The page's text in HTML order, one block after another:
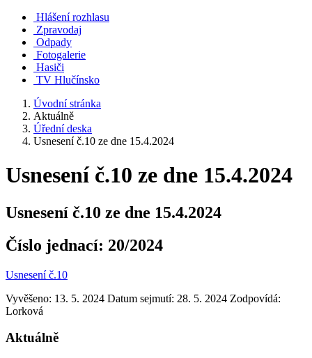
Hlášení rozhlasu
Zpravodaj
Odpady
Fotogalerie
Hasiči
TV Hlučínsko
Úvodní stránka
Aktuálně
Úřední deska
Usnesení č.10 ze dne 15.4.2024
Usnesení č.10 ze dne 15.4.2024
Usnesení č.10 ze dne 15.4.2024
Číslo jednací: 20/2024
Usnesení č.10
Vyvěšeno: 13. 5. 2024 Datum sejmutí: 28. 5. 2024 Zodpovídá:
Lorková
Aktuálně